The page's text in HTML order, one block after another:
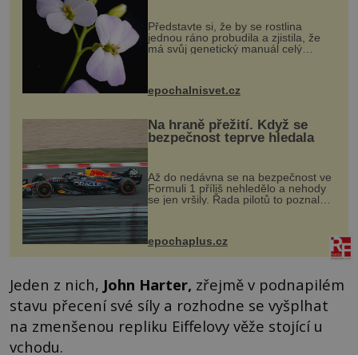
Představte si, že by se rostlina
jednou ráno probudila a zjistila, že
má svůj genetický manuál celý
vstupenka...
epochalnisvet.cz
Na hraně přežití. Když se
bezpečnost teprve hledala
Až do nedávna se na bezpečnost ve
Formuli 1 příliš nehledělo a nehody
se jen vršily. Řada pilotů to poznala
na vlastní kůži, často s trvalými
následky nebo bohužel i ztrátou
života. Dnes nepochopiteln...
epochaplus.cz
Jeden z nich, John Harter, zřejmě v podnapilém
stavu přecení své síly a rozhodne se vyšplhat
na zmenšenou repliku Eiffelovy věže stojící u
vchodu.